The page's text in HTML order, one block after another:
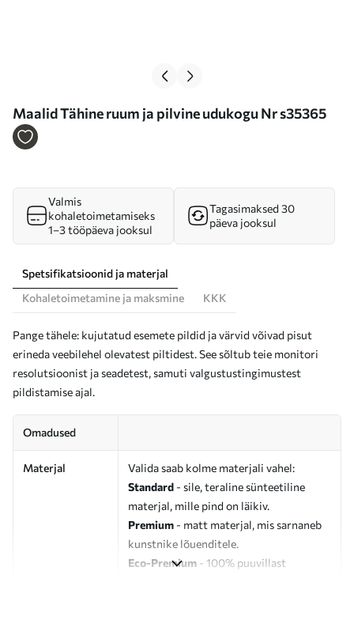
Maalid Tähine ruum ja pilvine udukogu Nr s35365
Valmis
kohaletoimetamiseks
1–3 tööpäeva jooksul
Tagasimaksed 30
päeva jooksul
Spetsifikatsioonid ja materjal
Kohaletoimetamine ja maksmine
KKK
Pange tähele: kujutatud esemete pildid ja värvid võivad pisut
erineda veebilehel olevatest piltidest. See sõltub teie monitori
resolutsioonist ja seadetest, samuti valgustustingimustest
pildistamise ajal.
Omadused
Materjal
Valida saab kolme materjali vahel:
Standard - sile, teraline sünteetiline
materjal, mille pind on läikiv.
Premium - matt materjal, mis sarnaneb
kunstnike lõuenditele.
Eco-Premium - 100% puuvillast